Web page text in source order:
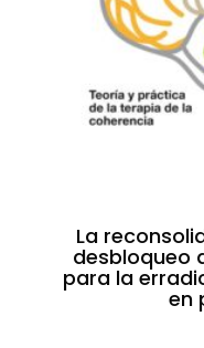
La
desbloqueo
para la
en